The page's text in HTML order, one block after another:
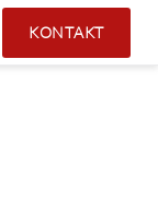
KONTAKT